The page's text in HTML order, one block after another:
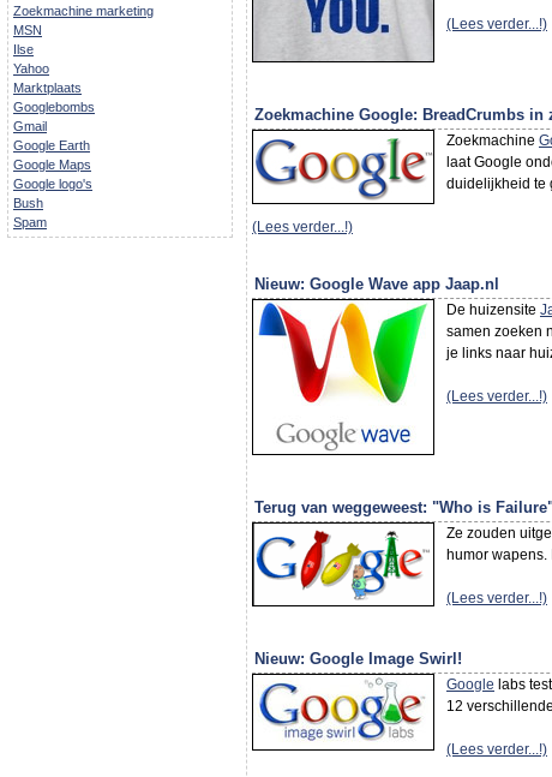
Zoekmachine marketing
MSN
Ilse
Yahoo
Marktplaats
Googlebombs
Gmail
Google Earth
Google Maps
Google logo's
Bush
Spam
(Lees verder...!)
Zoekmachine Google: BreadCrumbs in
Zoekmachine
laat Google
duidelijkheid te
(Lees verder...!)
Nieuw: Google Wave app Jaap.nl
De huizensite
samen zoeken
je links naar
(Lees verder...!)
Terug van weggeweest: "Who is
Ze zouden
humor wapens.
(Lees verder...!)
Nieuw: Google Image Swirl!
Google labs
12
(Lees verder...!)